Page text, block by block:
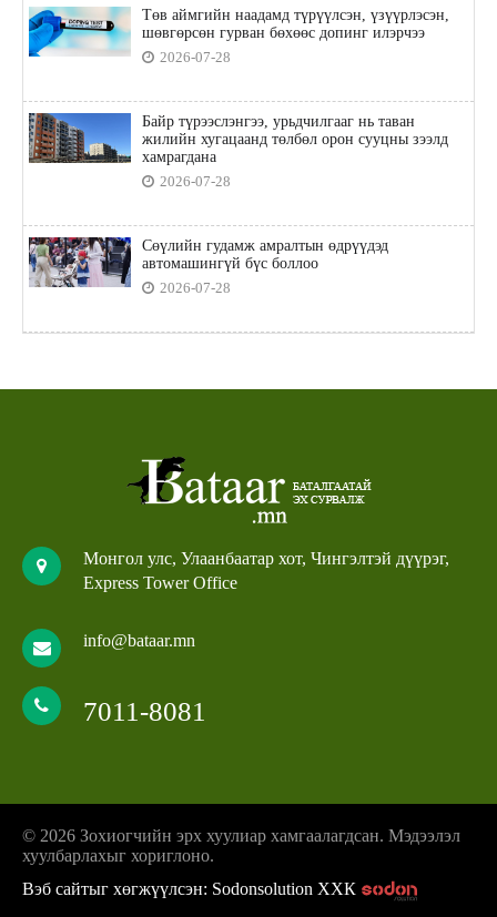
Төв аймгийн наадамд түрүүлсэн, үзүүрлэсэн,
шөвгөрсөн гурван бөхөөс допинг илэрчээ
2026-07-28
Байр түрээслэнгээ, урьдчилгааг нь таван
жилийн хугацаанд төлбөл орон сууцны зээлд
хамрагдана
2026-07-28
Сөүлийн гудамж амралтын өдрүүдэд
автомашингүй бүс боллоо
2026-07-28
Монгол улс, Улаанбаатар хот, Чингэлтэй дүүрэг,
Express Tower Office
info@bataar.mn
7011-8081
© 2026 Зохиогчийн эрх хуулиар хамгаалагдсан. Мэдээлэл
хуулбарлахыг хориглоно.
Вэб сайтыг хөгжүүлсэн: Sodonsolution ХХК